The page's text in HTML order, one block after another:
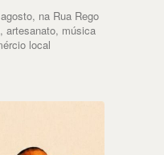
na Rua Rego
artesanato, música
local